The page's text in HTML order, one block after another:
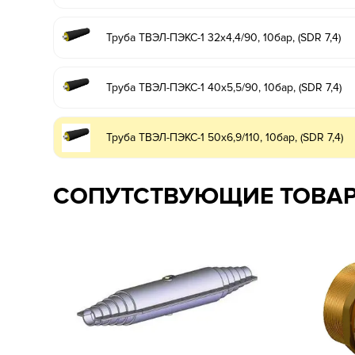
Труба ТВЭЛ-ПЭКС-1 32х4,4/90, 10бар, (SDR 7,4)
Труба ТВЭЛ-ПЭКС-1 40х5,5/90, 10бар, (SDR 7,4)
Труба ТВЭЛ-ПЭКС-1 50х6,9/110, 10бар, (SDR 7,4)
СОПУТСТВУЮЩИЕ